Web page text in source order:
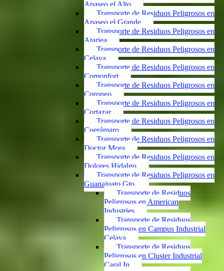
Apaseo el Alto
Transporte de Residuos Peligrosos en
Apaseo el Grande
Transporte de Residuos Peligrosos en
Atarjea
Transporte de Residuos Peligrosos en
Celaya
Transporte de Residuos Peligrosos en
Comonfort
Transporte de Residuos Peligrosos en
Coroneo
Transporte de Residuos Peligrosos en
Cortazar
Transporte de Residuos Peligrosos en
Cuerámaro
Transporte de Residuos Peligrosos en
Doctor Mora
Transporte de Residuos Peligrosos en
Dolores Hidalgo
Transporte de Residuos Peligrosos en
Guanajuato Gto.
Transporte de Residuos
Peligrosos en American
Industries
Transporte de Residuos
Peligrosos en Campus Industrial
Celaya
Transporte de Residuos
Peligrosos en Cluster Industrial
Caral In